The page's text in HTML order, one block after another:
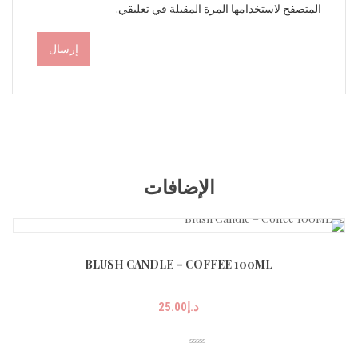
المتصفح لاستخدامها المرة المقبلة في تعليقي.
الإضافات
BLUSH CANDLE – COFFEE 100ML
د.إ25.00